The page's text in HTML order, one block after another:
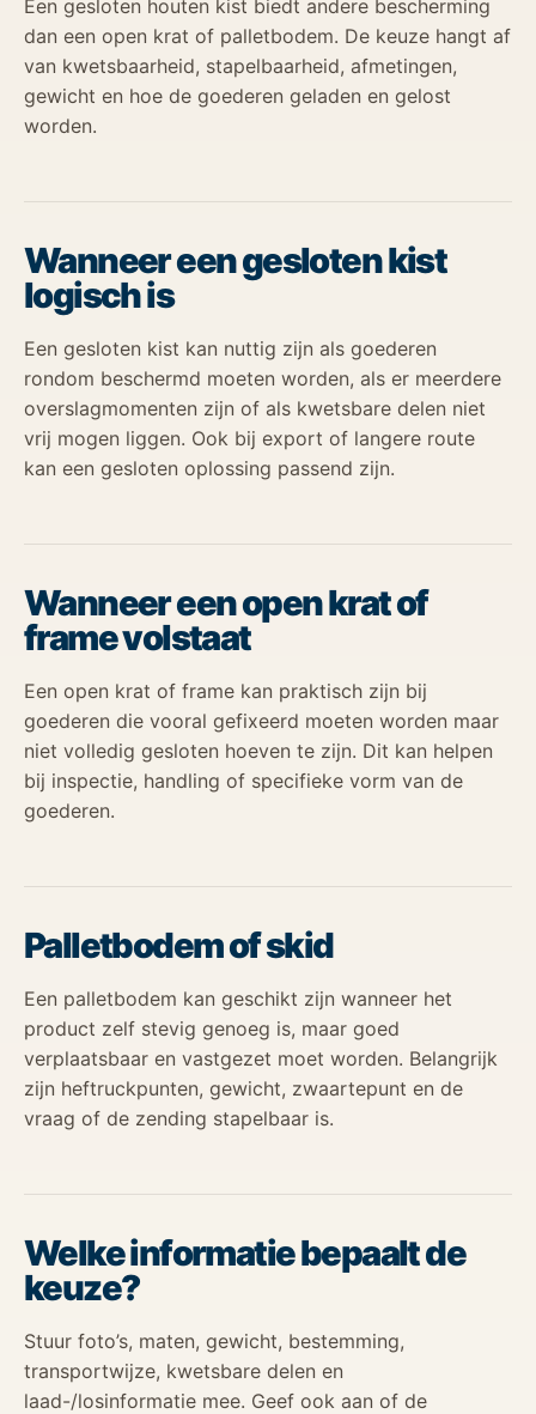
Een gesloten houten kist biedt andere bescherming
dan een open krat of palletbodem. De keuze hangt af
van kwetsbaarheid, stapelbaarheid, afmetingen,
gewicht en hoe de goederen geladen en gelost
worden.
Wanneer een gesloten kist
logisch is
Een gesloten kist kan nuttig zijn als goederen
rondom beschermd moeten worden, als er meerdere
overslagmomenten zijn of als kwetsbare delen niet
vrij mogen liggen. Ook bij export of langere route
kan een gesloten oplossing passend zijn.
Wanneer een open krat of
frame volstaat
Een open krat of frame kan praktisch zijn bij
goederen die vooral gefixeerd moeten worden maar
niet volledig gesloten hoeven te zijn. Dit kan helpen
bij inspectie, handling of specifieke vorm van de
goederen.
Palletbodem of skid
Een palletbodem kan geschikt zijn wanneer het
product zelf stevig genoeg is, maar goed
verplaatsbaar en vastgezet moet worden. Belangrijk
zijn heftruckpunten, gewicht, zwaartepunt en de
vraag of de zending stapelbaar is.
Welke informatie bepaalt de
keuze?
Stuur foto’s, maten, gewicht, bestemming,
transportwijze, kwetsbare delen en
laad-/losinformatie mee. Geef ook aan of de